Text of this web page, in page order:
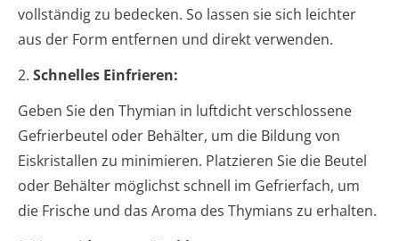
vollständig zu bedecken. So lassen sie sich leichter
aus der Form entfernen und direkt verwenden.
2. Schnelles Einfrieren:
Geben Sie den Thymian in luftdicht verschlossene
Gefrierbeutel oder Behälter, um die Bildung von
Eiskristallen zu minimieren. Platzieren Sie die Beutel
oder Behälter möglichst schnell im Gefrierfach, um
die Frische und das Aroma des Thymians zu erhalten.